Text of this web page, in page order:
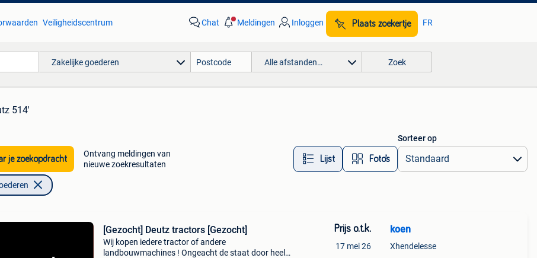
Veiligheidscentrum Chat Meldingen Inloggen Plaats zoekertje FR
Zakelijke goederen Alle afstanden… Zoek
514'
je zoekopdracht
Ontvang meldingen van
nieuwe zoekresultaten
Lijst Foto’s
Sorteer op
[Gezocht] Deutz tractors [Gezocht]
Wij kopen iedere tractor of andere
landbouwmachines ! Ongeacht de staat door heel
Prijs o.t.k.
17 mei 26
koen
Xhendelesse